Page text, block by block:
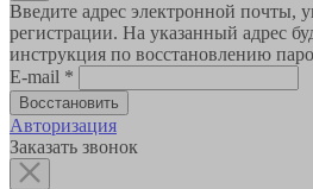
Введите адрес электронной почты,
регистрации. На указанный адрес
инструкция по восстановлению
E-mail *
Авторизация
Заказать звонок